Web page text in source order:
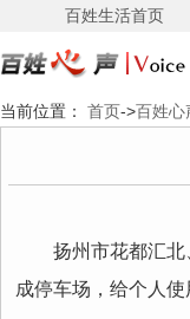
百姓生活首页
当前位置： 首页->百姓心
扬州市花都汇
成停车场，给个人